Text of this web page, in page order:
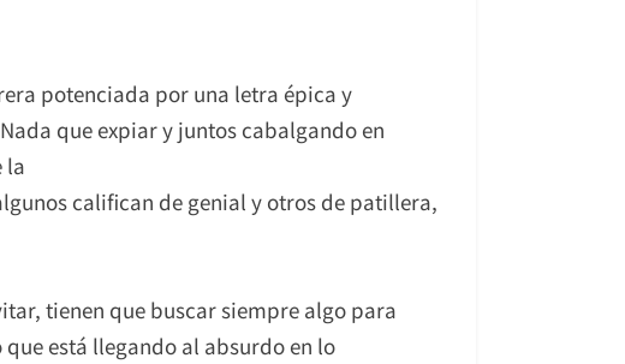
potenciada por una letra épica y
que expiar y juntos cabalgando en
la
califican de genial y otros de patillera,
tienen que buscar siempre algo para
está llegando al absurdo en lo